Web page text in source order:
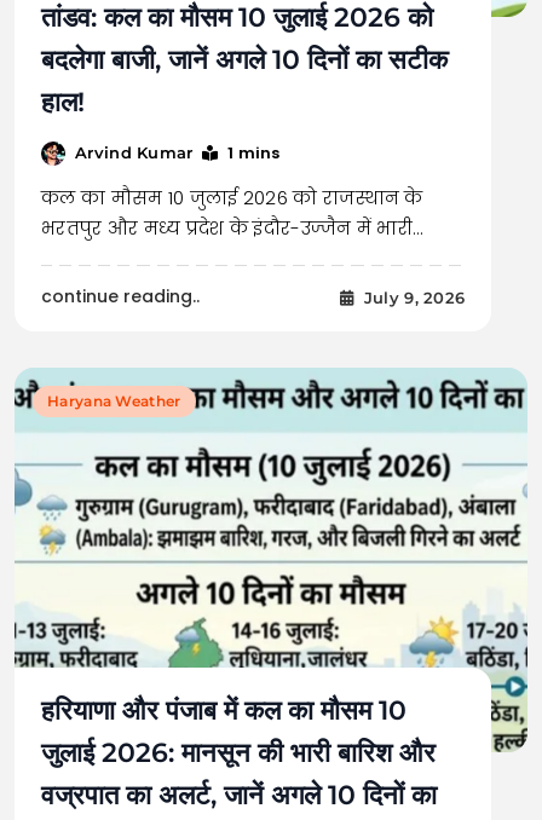
तांडव: कल का मौसम 10 जुलाई 2026 को
बदलेगा बाजी, जानें अगले 10 दिनों का सटीक
हाल!
Arvind Kumar 1 mins
कल का मौसम 10 जुलाई 2026 को राजस्थान के
भरतपुर और मध्य प्रदेश के इंदौर-उज्जैन में भारी…
continue reading.. July 9, 2026
Haryana Weather
हरियाणा और पंजाब में कल का मौसम 10
जुलाई 2026: मानसून की भारी बारिश और
वज्रपात का अलर्ट, जानें अगले 10 दिनों का